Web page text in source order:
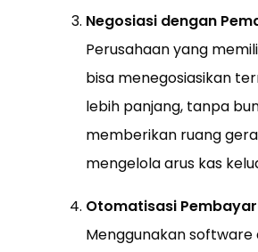
Negosiasi dengan
Perusahaan yang
bisa menegosiasikan
lebih panjang, tanpa
memberikan ruang
mengelola arus kas
Otomatisasi
Menggunakan software